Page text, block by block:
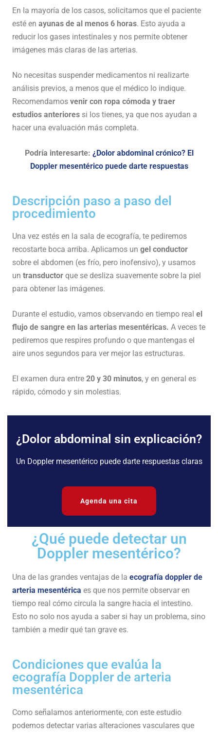
En la mayoría de los casos, solicitamos que el paciente
esté en ayunas de al menos 6 horas. Esto ayuda a
reducir los gases intestinales y nos permite obtener
imágenes más claras de las arterias.
No necesitas suspender medicamentos ni realizarte
análisis previos, a menos que el médico lo indique.
Recomendamos venir con ropa cómoda y traer
estudios anteriores si los tienes, ya que nos ayudan a
hacer una evaluación más completa.
Podría interesarte: ¿Dolor abdominal crónico? El
Doppler mesentérico puede darte respuestas
Descripción paso a paso del
procedimiento
Una vez estés en la sala de ecografía, te pediremos
recostarte boca arriba. Aplicamos un gel conductor
sobre el abdomen (es frío, pero inofensivo), y usamos
un transductor que se desliza suavemente sobre la piel
para obtener las imágenes.
Durante el estudio, vamos observando en tiempo real el
flujo de sangre en las arterias mesentéricas. A veces te
pediremos que respires profundo o que mantengas el
aire unos segundos para ver mejor las estructuras.
El examen dura entre 20 y 30 minutos, y en general es
rápido, cómodo y sin molestias.
¿Dolor abdominal sin explicación?
Un Doppler mesentérico puede darte respuestas claras
Agenda una cita
¿Qué puede detectar un
Doppler mesentérico?
Una de las grandes ventajas de la ecografía doppler de
arteria mesentérica es que nos permite observar en
tiempo real cómo circula la sangre hacia el intestino.
Esto no solo nos ayuda a saber si hay un problema, sino
también a medir qué tan grave es.
Condiciones que evalúa la
ecografía Doppler de arteria
mesentérica
Como señalamos anteriormente, con este estudio
podemos detectar varias alteraciones vasculares que